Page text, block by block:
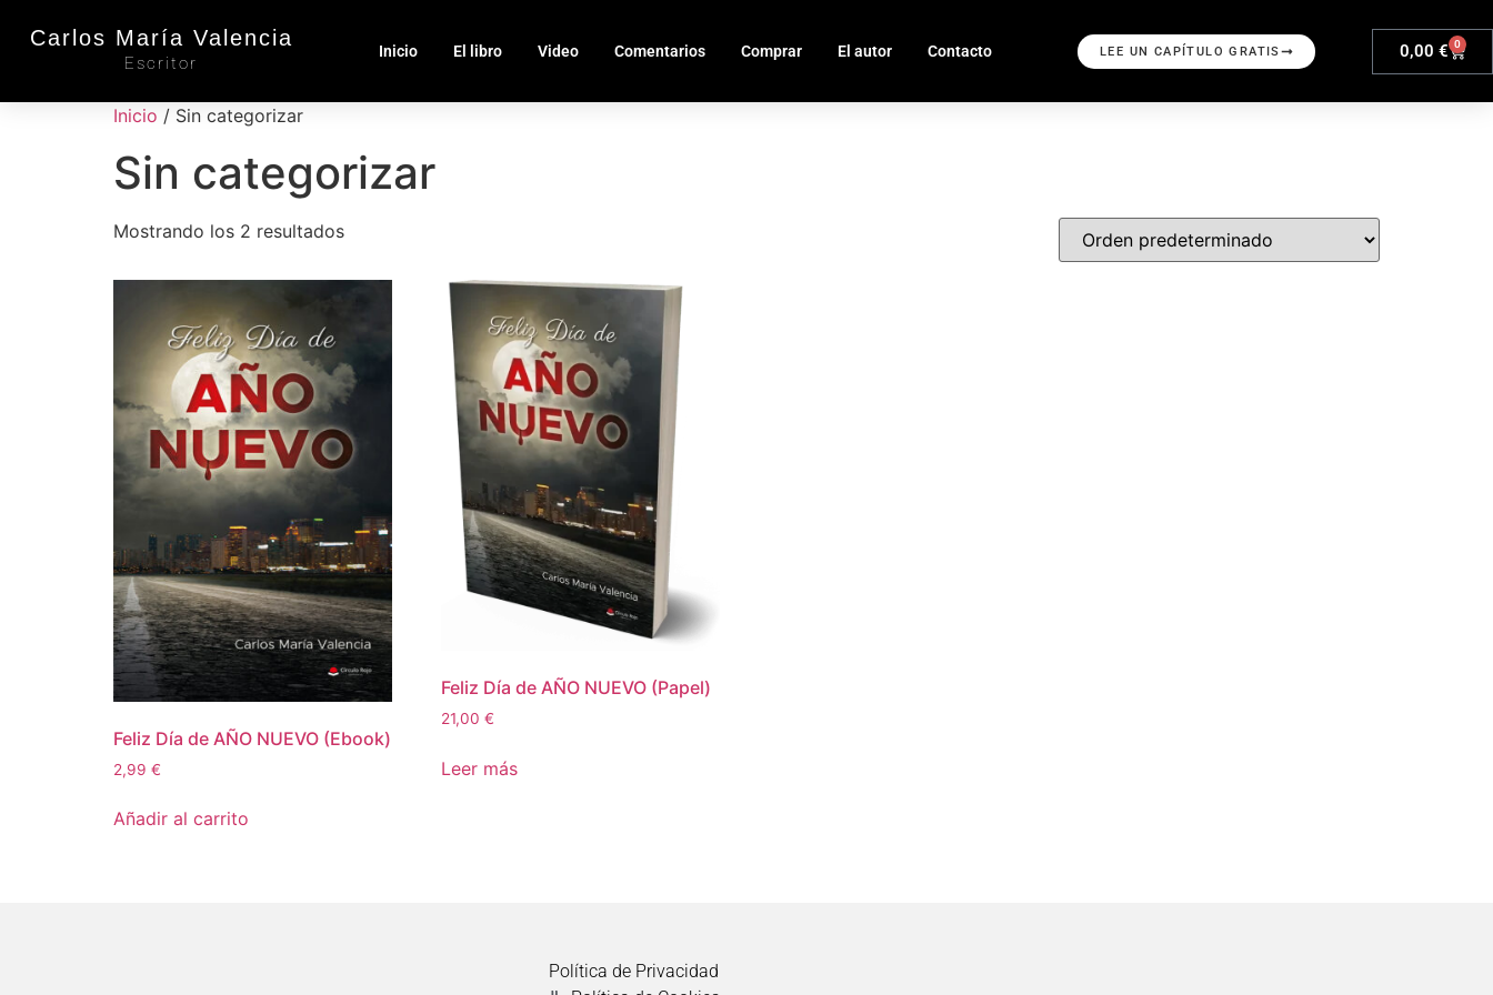
Carlos María Valencia
Escritor
Inicio El libro Video Comentarios Comprar El autor Contacto LEE UN CAPÍTULO GRATIS 0,00 € 0
Inicio / Sin categorizar
Sin categorizar
Mostrando los 2 resultados
Feliz Día de AÑO NUEVO (Ebook)
2,99 €
Añadir al carrito
Feliz Día de AÑO NUEVO (Papel)
21,00 €
Leer más
Política de Privacidad